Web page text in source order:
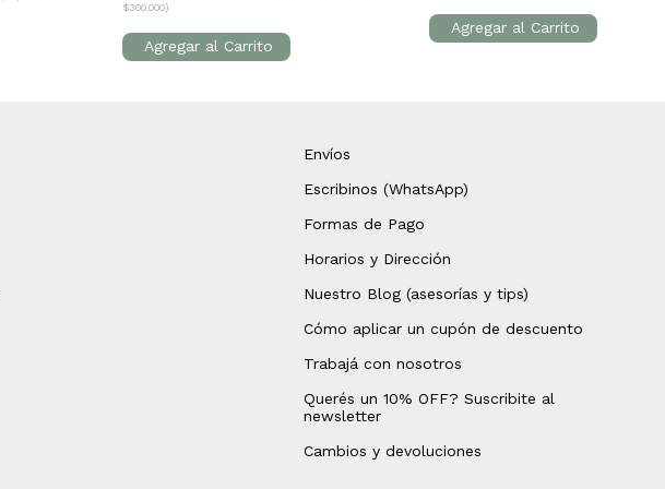
$300.000)
Envíos
Escribinos (WhatsApp)
Formas de Pago
Horarios y Dirección
Nuestro Blog (asesorías y tips)
Cómo aplicar un cupón de descuento
Trabajá con nosotros
Querés un 10% OFF? Suscribite al
newsletter
Cambios y devoluciones